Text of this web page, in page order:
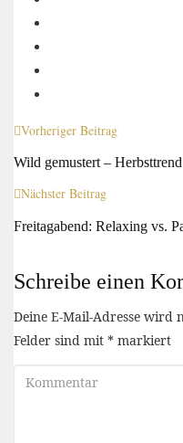
Vorheriger Beitrag
Wild gemustert –
Nächster Beitrag
Freitagabend: Relaxing vs.
Schreibe einen
Deine E-Mail-Adresse wird
Felder sind mit * markiert
Kommentar